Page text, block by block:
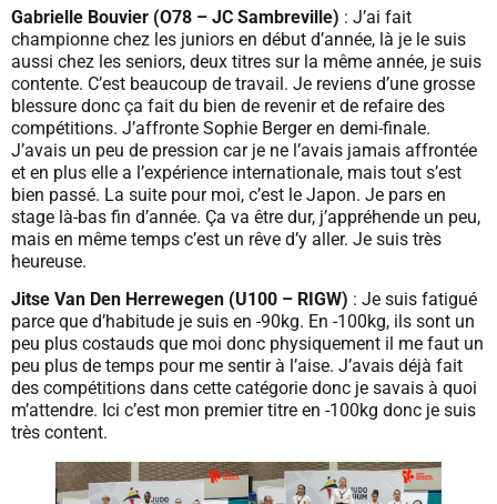
Gabrielle Bouvier (O78 – JC Sambreville) : J’ai fait
championne chez les juniors en début d’année, là je le suis
aussi chez les seniors, deux titres sur la même année, je suis
contente. C’est beaucoup de travail. Je reviens d’une grosse
blessure donc ça fait du bien de revenir et de refaire des
compétitions. J’affronte Sophie Berger en demi-finale.
J’avais un peu de pression car je ne l’avais jamais affrontée
et en plus elle a l’expérience internationale, mais tout s’est
bien passé. La suite pour moi, c’est le Japon. Je pars en
stage là-bas fin d’année. Ça va être dur, j’appréhende un peu,
mais en même temps c’est un rêve d’y aller. Je suis très
heureuse.
Jitse Van Den Herrewegen (U100 – RIGW) : Je suis fatigué
parce que d’habitude je suis en -90kg. En -100kg, ils sont un
peu plus costauds que moi donc physiquement il me faut un
peu plus de temps pour me sentir à l’aise. J’avais déjà fait
des compétitions dans cette catégorie donc je savais à quoi
m’attendre. Ici c’est mon premier titre en -100kg donc je suis
très content.